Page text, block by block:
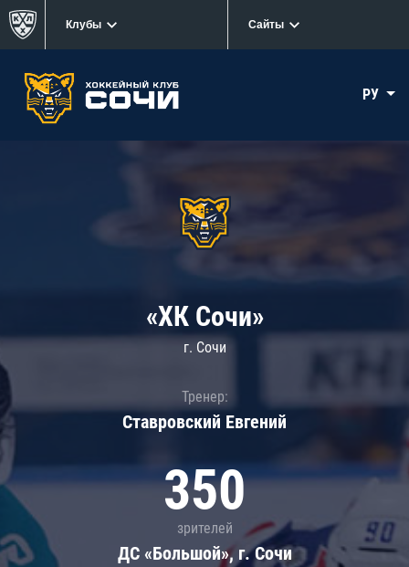
Клубы Сайты
РУ
«ХК Сочи»
г. Сочи
Тренер:
Ставровский Евгений
350
зрителей
ДС «Большой», г. Сочи